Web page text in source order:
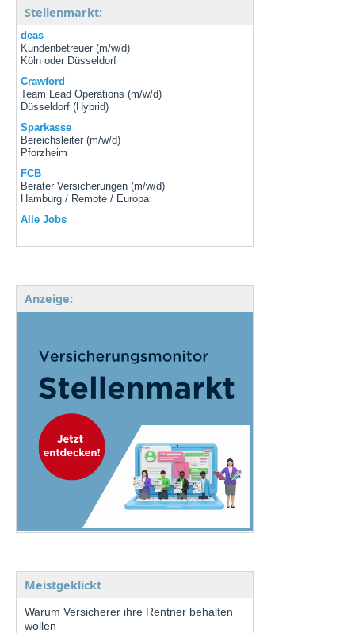
Stellenmarkt:
deas
Kundenbetreuer (m/w/d)
Köln oder Düsseldorf
Crawford
Team Lead Operations (m/w/d)
Düsseldorf (Hybrid)
Sparkasse
Bereichsleiter (m/w/d)
Pforzheim
FCB
Berater Versicherungen (m/w/d)
Hamburg / Remote / Europa
Alle Jobs
Anzeige:
Meistgeklickt
Warum Versicherer ihre Rentner behalten
wollen